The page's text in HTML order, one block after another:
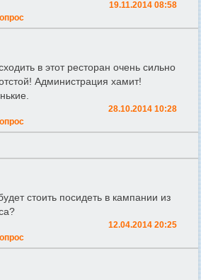
19.11.2014 08:58
в этот ресторан очень сильно
Администрация хамит!
28.10.2014 10:28
стоить посидеть в кампании из
12.04.2014 20:25